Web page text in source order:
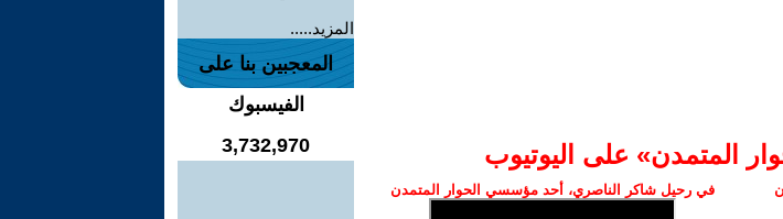
المتمدن» على اليوتيوب
في رحيل شاكر الناصري، أحد مؤسسي الحوار المتمدن
المزيد.....
المعجبين بنا على
الفيسبوك
3,732,970